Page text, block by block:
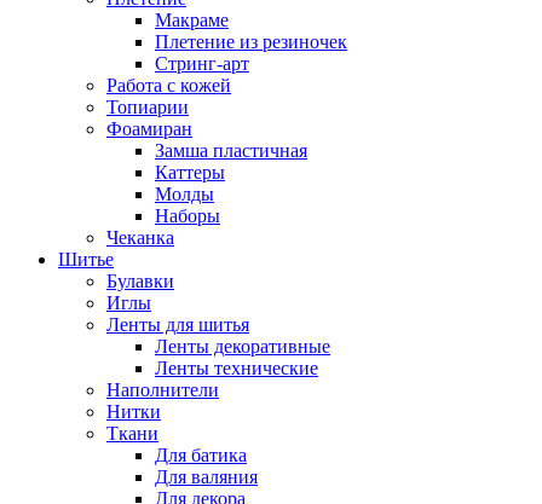
Макраме
Плетение из резиночек
Стринг-арт
Работа с кожей
Топиарии
Фоамиран
Замша пластичная
Каттеры
Молды
Наборы
Чеканка
Шитье
Булавки
Иглы
Ленты для шитья
Ленты декоративные
Ленты технические
Наполнители
Нитки
Ткани
Для батика
Для валяния
Для декора